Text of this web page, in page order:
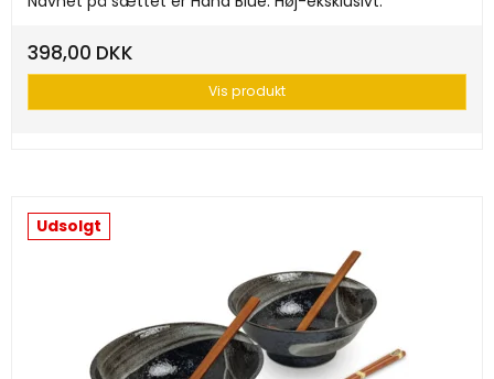
398,00 DKK
Vis produkt
Udsolgt